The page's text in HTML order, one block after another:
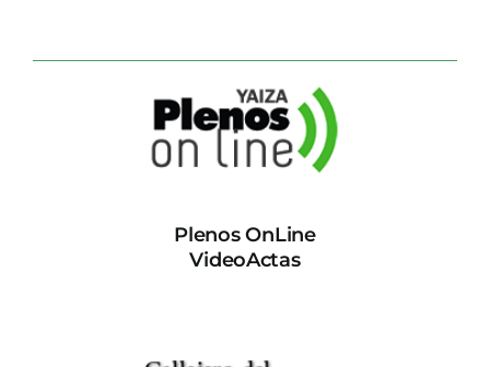
Plenos OnLine
VideoActas